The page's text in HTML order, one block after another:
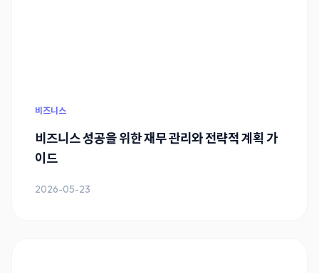
비즈니스
비즈니스 성공을 위한 재무 관리와 전략적 계획 가
이드
2026-05-23